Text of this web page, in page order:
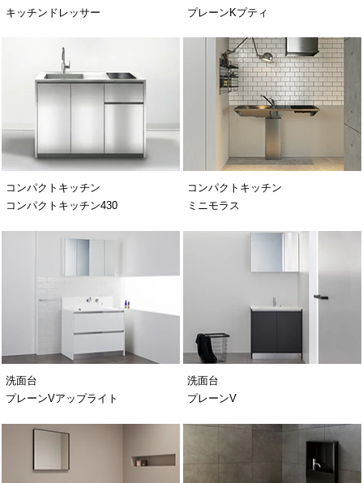
キッチンドレッサー
プレーンKプティ
コンパクトキッチン
コンパクトキッチン430
コンパクトキッチン
ミニモラス
洗面台
プレーンVアップライト
洗面台
プレーンV